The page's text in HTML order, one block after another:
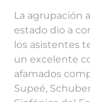
La agrupación
estado dio a
los asistentes
un excelente
afamados
Supeé,